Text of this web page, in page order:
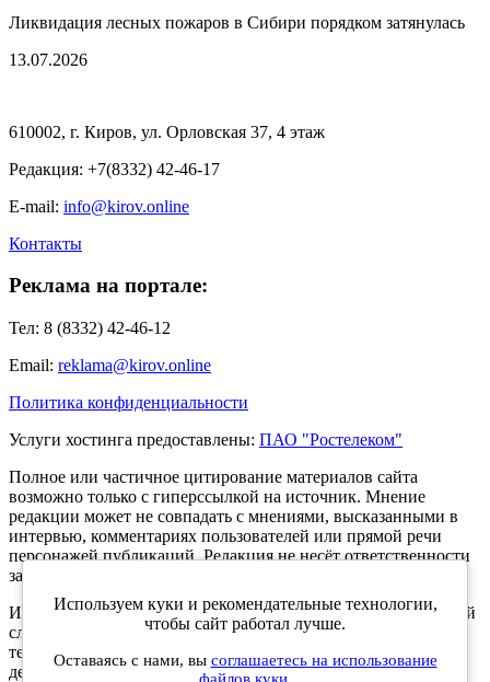
Ликвидация лесных пожаров в Сибири порядком затянулась
13.07.2026
610002, г. Киров, ул. Орловская 37, 4 этаж
Редакция: +7(8332) 42-46-17
E-mail: info@kirov.online
Контакты
Реклама на портале:
Тел: 8 (8332) 42-46-12
Email: reklama@kirov.online
Политика конфиденциальности
Услуги хостинга предоставлены: ПАО "Ростелеком"
Полное или частичное цитирование материалов сайта
возможно только с гиперссылкой на источник. Мнение
редакции может не совпадать с мнениями, высказанными в
интервью, комментариях пользователей или прямой речи
персонажей публикаций. Редакция не несёт ответственности
за текст комментариев читателей.
Интернет-портал Kirov.online зарегистрирован в Федеральной
службе по надзору в сфере связи, информационных
технологий и массовых коммуникаций (Роскомнадзор) 5
декабря 2019 года. Регистрационный номер ЭЛ № ФС 77 -
Используем куки и рекомендательные технологии,
чтобы сайт работал лучше.
Оставаясь с нами, вы соглашаетесь на использование